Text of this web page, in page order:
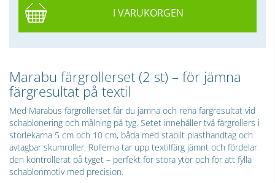
I VARUKORGEN
Marabu färgrollerset (2 st) – för jämna
färgresultat på textil
Med Marabus färgrollerset får du jämna och rena färgresultat vid
schablonering och målning på tyg. Setet innehåller två färgrollers i
storlekarna 5 cm och 10 cm, båda med stabilt plasthandtag och
avtagbar skumroller. Rollerna tar upp textilfärg jämnt och fördelar
den kontrollerat på tyget – perfekt för stora ytor och för att fylla
schablonmotiv med precision.